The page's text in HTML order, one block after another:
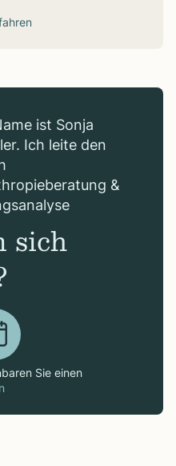
ist Sonja
Ich leite den
&
sich
Sie einen